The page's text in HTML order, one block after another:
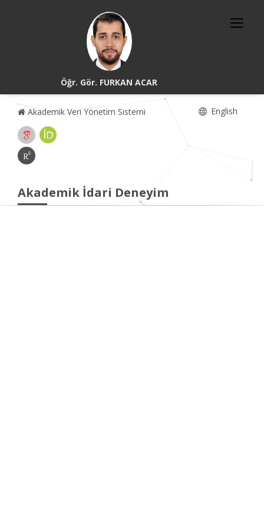
Öğr. Gör. FURKAN ACAR
Akademik Veri Yönetim Sistemi English
Akademik İdari Deneyim